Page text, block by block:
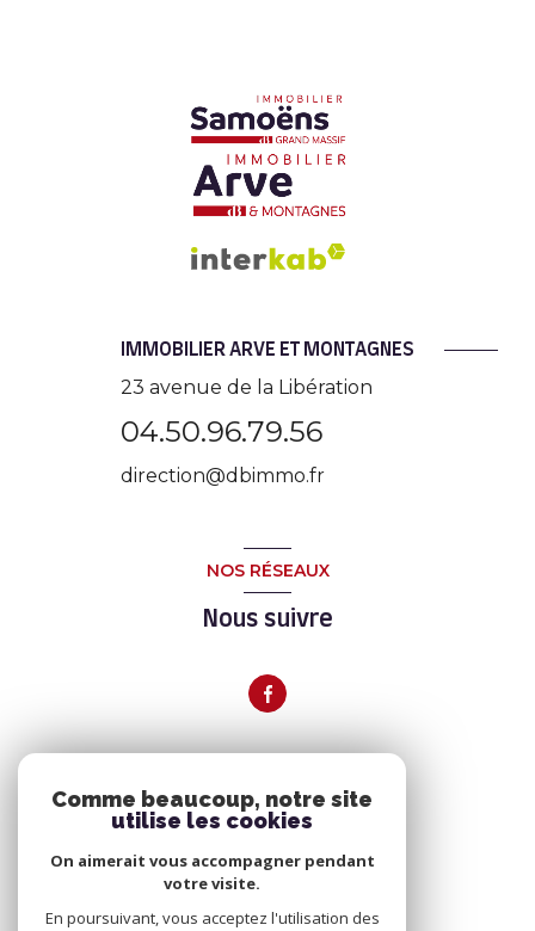
IMMOBILIER ARVE ET MONTAGNES
23 avenue de la Libération
04.50.96.79.56
direction@dbimmo.fr
NOS RÉSEAUX
Nous suivre
Nous adhérons
Comme beaucoup, notre site
utilise les cookies
On aimerait vous accompagner pendant
votre visite.
En poursuivant, vous acceptez l'utilisation des